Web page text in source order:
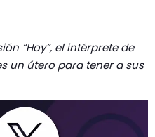
“Hoy”, el intérprete de
un útero para tener a sus